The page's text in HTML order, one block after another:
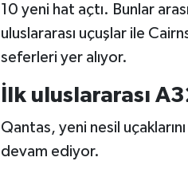
10 yeni hat açtı. Bunlar
uluslararası uçuşlar ile
seferleri yer alıyor.
İlk uluslararası
Qantas, yeni nesil
devam ediyor.